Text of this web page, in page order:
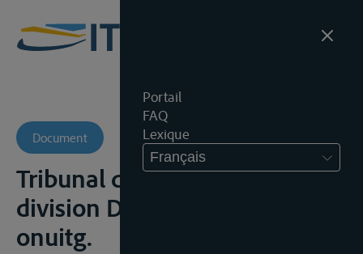
Portail
FAQ
Lexique
Français
Document
Tribunal d’Entreprise Liège,
division Dinant, 14.02.2022,
onuitg.